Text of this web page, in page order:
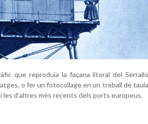
que reproduïa la façana litoral del
o fer un fotocollage en un treball de
d’altres més recents dels ports europeus.